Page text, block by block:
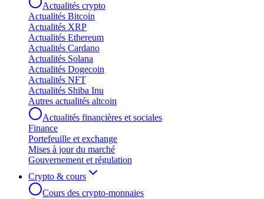
Actualités crypto
Actualités Bitcoin
Actualités XRP
Actualités Ethereum
Actualités Cardano
Actualités Solana
Actualités Dogecoin
Actualités NFT
Actualités Shiba Inu
Autres actualités altcoin
Actualités financières et sociales
Finance
Portefeuille et exchange
Mises à jour du marché
Gouvernement et régulation
Crypto & cours
Cours des crypto-monnaies